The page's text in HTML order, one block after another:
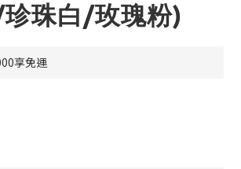
珠白/玫瑰粉)
享免運